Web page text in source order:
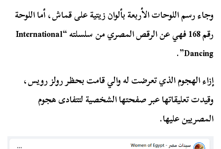
وجاء رسم اللوحات الأربعة بألوان زيتية على قماش، أما اللوحة
رقم 168 فهي عن الرقص المصري من سلسلته “International
Dancing”.
إزاء الهجوم الذي تعرضت له والي قامت بحظر رولز رويس،
وقيدت تعليقاتها عبر صفحتها الشخصية لتتفادى هجوم
المصريين عليها.